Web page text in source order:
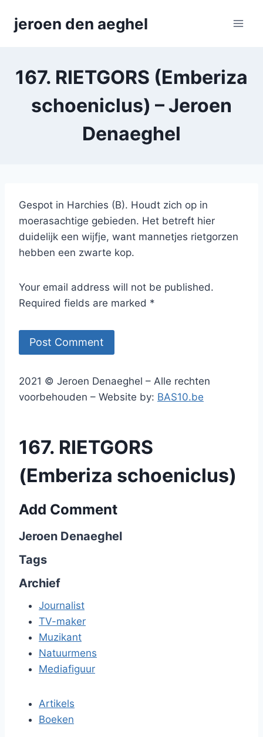
jeroen den aeghel
167. RIETGORS (Emberiza
schoeniclus) – Jeroen
Denaeghel
Gespot in Harchies (B). Houdt zich op in
moerasachtige gebieden. Het betreft hier
duidelijk een wijfje, want mannetjes rietgorzen
hebben een zwarte kop.
Your email address will not be published.
Required fields are marked *
2021 © Jeroen Denaeghel – Alle rechten
voorbehouden – Website by: BAS10.be
167. RIETGORS
(Emberiza schoeniclus)
Add Comment
Jeroen Denaeghel
Tags
Archief
Journalist
TV-maker
Muzikant
Natuurmens
Mediafiguur
Artikels
Boeken